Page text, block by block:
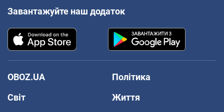
Завантажуйте наш додаток
OBOZ.UA
Політика
Світ
Життя